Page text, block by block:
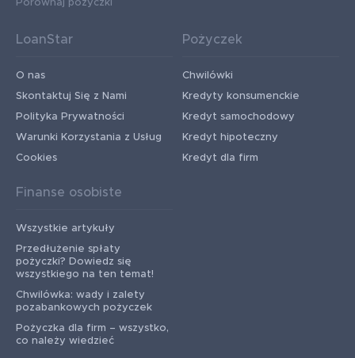
Porównaj pożyczki
LoanStar
O nas
Skontaktuj Się z Nami
Polityka Prywatności
Warunki Korzystania z Usług
Cookies
Pożyczek
Chwilówki
Kredyty konsumenckie
Kredyt samochodowy
Kredyt hipoteczny
Kredyt dla firm
Finanse osobiste
Wszystkie artykuły
Przedłużenie spłaty
pożyczki? Dowiedz się
wszystkiego na ten temat!
Chwilówka: wady i zalety
pozabankowych pożyczek
Pożyczka dla firm – wszystko,
co należy wiedzieć